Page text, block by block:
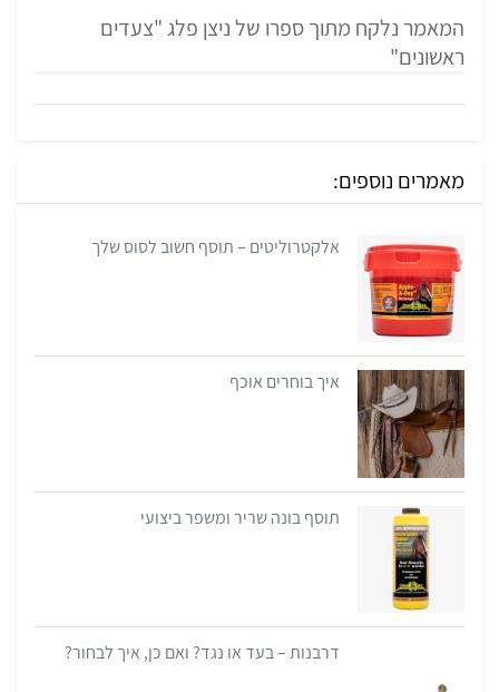
המאמר נלקח מתוך ספרו של ניצן פלג "צעדים
ראשונים"
מאמרים נוספים:
אלקטרוליטים – תוסף חשוב לסוס שלך
איך בוחרים אוכף
תוסף בונה שריר ומשפר ביצועי
דרבנות – בעד או נגד? ואם כן, איך לבחור?